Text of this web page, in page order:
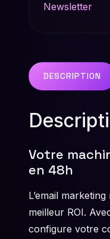
Newsletter
DESCRIPTION
Votre
en 48h
L’email
meilleur ROI.
configure votre